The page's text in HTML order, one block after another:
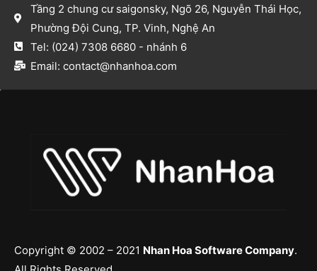
Tầng 2 chung cư saigonsky, Ngõ 26, Nguyễn Thái Học,
Phường Đội Cung, TP. Vinh, Nghệ An​
Tel: (024) 7308 6680 - nhánh 6​
Email: contact@nhanhoa.com​
Copyright © 2002 – 2021 Nhan Hoa Software Company.